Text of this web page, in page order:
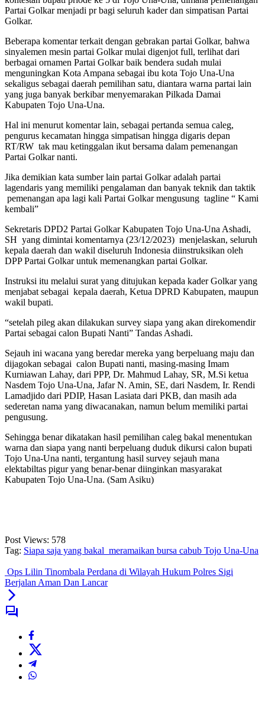
Partai Golkar menjadi pr bagi seluruh kader dan simpatisan Partai
Golkar.
Beberapa komentar terkait dengan gebrakan partai Golkar, bahwa
sinyalemen mesin partai Golkar mulai digenjot full, terlihat dari
berbagai ornamen Partai Golkar baik bendera sudah mulai
menguningkan Kota Ampana sebagai ibu kota Tojo Una-Una
sekaligus sebagai daerah pemilihan satu, diantara warna partai lain
yang juga banyak berkibar menyemarakan Pilkada Damai
Kabupaten Tojo Una-Una.
Hal ini menurut komentar lain, sebagai pertanda semua caleg,
pengurus kecamatan hingga simpatisan hingga digaris depan
RT/RW tak mau ketinggalan ikut bersama dalam pemenangan
Partai Golkar nanti.
Jika demikian kata sumber lain partai Golkar adalah partai
lagendaris yang memiliki pengalaman dan banyak teknik dan taktik
pemenangan apa lagi kali Partai Golkar mengusung tagline “ Kami
kembali”
Sekretaris DPD2 Partai Golkar Kabupaten Tojo Una-Una Ashadi,
SH yang dimintai komentarnya (23/12/2023) menjelaskan, seluruh
kepala daerah dan wakil diseluruh Indonesia diinstruksikan oleh
DPP Partai Golkar untuk memenangkan partai Golkar.
Instruksi itu melalui surat yang ditujukan kepada kader Golkar yang
menjabat sebagai kepala daerah, Ketua DPRD Kabupaten, maupun
wakil bupati.
“setelah pileg akan dilakukan survey siapa yang akan direkomendir
Partai sebagai calon Bupati Nanti” Tandas Ashadi.
Sejauh ini wacana yang beredar mereka yang berpeluang maju dan
dijagokan sebagai calon Bupati nanti, masing-masing Imam
Kurniawan Lahay, dari PPP, Dr. Mahmud Lahay, SR, M.Si ketua
Nasdem Tojo Una-Una, Jafar N. Amin, SE, dari Nasdem, Ir. Rendi
Lamadjido dari PDIP, Hasan Lasiata dari PKB, dan masih ada
sederetan nama yang diwacanakan, namun belum memiliki partai
pengusung.
Sehingga benar dikatakan hasil pemilihan caleg bakal menentukan
warna dan siapa yang nanti berpeluang duduk dikursi calon bupati
Tojo Una-Una nanti, tergantung hasil survey sejauh mana
elektabiltas pigur yang benar-benar diinginkan masyarakat
Kabupaten Tojo Una-Una. (Sam Asiku)
Post Views: 578
Tag: Siapa saja yang bakal meramaikan bursa cabub Tojo Una-Una
Ops Lilin Tinombala Perdana di Wilayah Hukum Polres Sigi
Berjalan Aman Dan Lancar